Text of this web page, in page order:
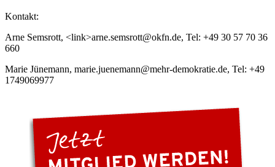
Kontakt:
Arne Semsrott, <link>arne.semsrott@okfn.de, Tel: +49 30 57 70 36
660
Marie Jünemann, marie.juenemann@mehr-demokratie.de, Tel: +49
1749069977